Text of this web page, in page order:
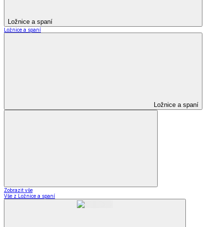
Ložnice a spaní
Ložnice a spaní
Ložnice a spaní
Zobrazit vše
Vše z Ložnice a spaní